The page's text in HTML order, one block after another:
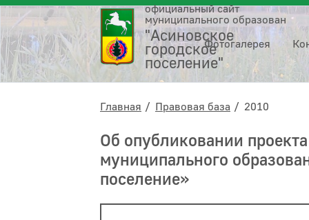
официальный сайт
муниципального образования
"Асиновское
городское
поселение"
Фотогалерея
Главная Правовая база 2010
Об опубликовании
муниципального
поселение»